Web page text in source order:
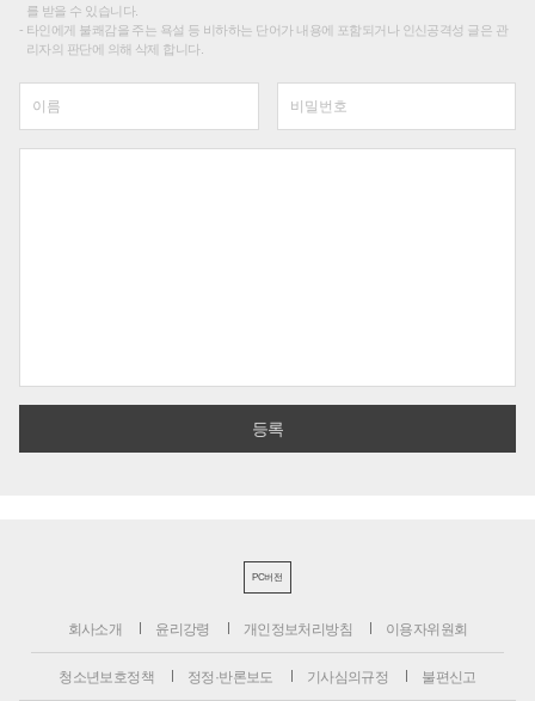
를 받을 수 있습니다.
타인에게 불쾌감을 주는 욕설 등 비하하는 단어가 내용에 포함되거나 인신공격성 글은 관
리자의 판단에 의해 삭제 합니다.
PC버전
회사소개 윤리강령 개인정보처리방침 이용자위원회
청소년보호정책 정정·반론보도 기사심의규정 불편신고